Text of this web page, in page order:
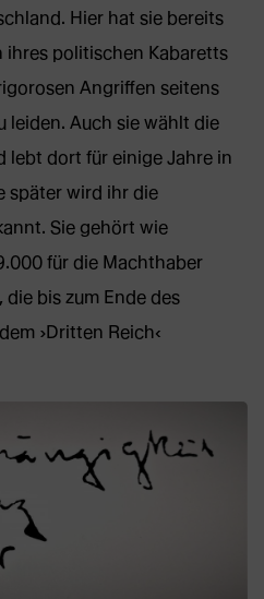
Hier hat sie bereits
ihres politischen Kabaretts
Angriffen seitens
leiden. Auch sie wählt die
lebt dort für einige Jahre in
später wird ihr die
Sie gehört wie
für die Machthaber
die bis zum Ende des
›Dritten Reich‹